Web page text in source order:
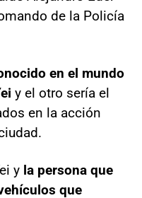
de la Policía
en el mundo
y el otro sería el
en la acción
y la persona que
que